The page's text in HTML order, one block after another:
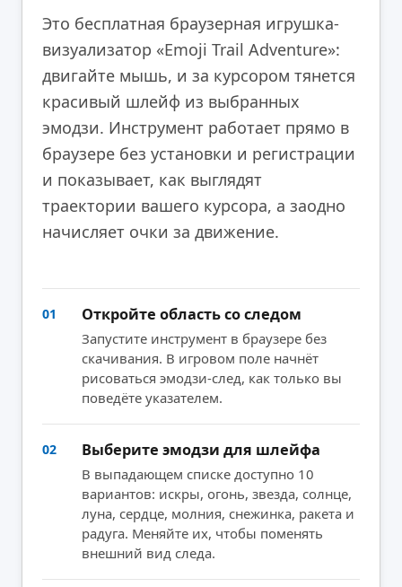
Это бесплатная браузерная игрушка-
визуализатор «Emoji Trail Adventure»:
двигайте мышь, и за курсором тянется
красивый шлейф из выбранных
эмодзи. Инструмент работает прямо в
браузере без установки и регистрации
и показывает, как выглядят
траектории вашего курсора, а заодно
начисляет очки за движение.
01 Откройте область со следом
Запустите инструмент в браузере без
скачивания. В игровом поле начнёт
рисоваться эмодзи-след, как только вы
поведёте указателем.
02 Выберите эмодзи для шлейфа
В выпадающем списке доступно 10
вариантов: искры, огонь, звезда, солнце,
луна, сердце, молния, снежинка, ракета и
радуга. Меняйте их, чтобы поменять
внешний вид следа.